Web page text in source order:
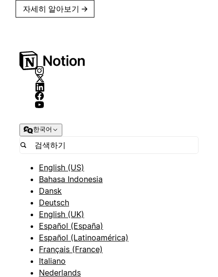
자세히 알아보기 →
한국어
English (US)
Bahasa Indonesia
Dansk
Deutsch
English (UK)
Español (España)
Español (Latinoamérica)
Français (France)
Italiano
Nederlands